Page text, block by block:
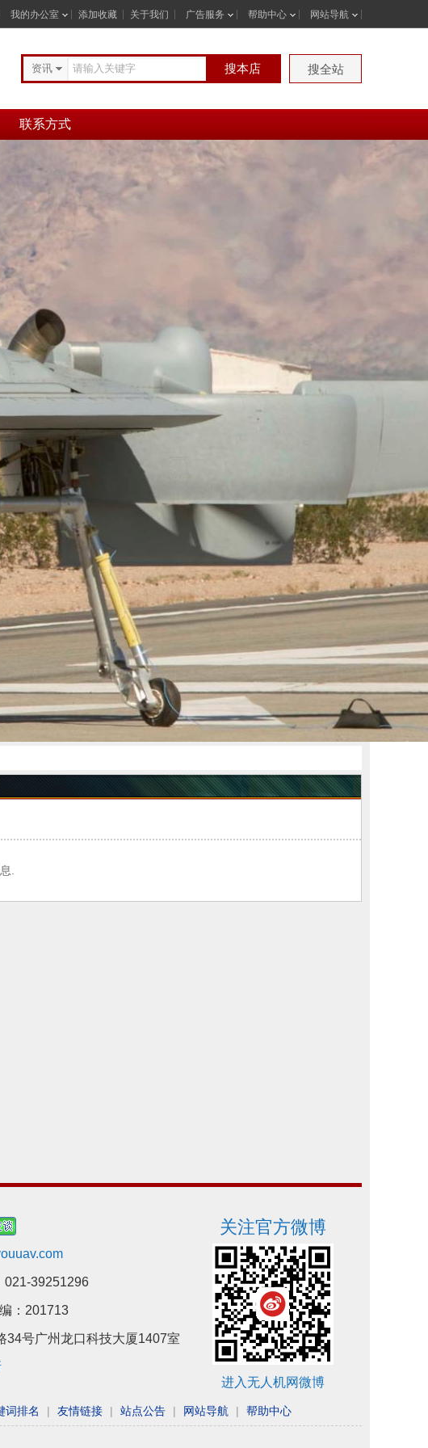
我的办公室 添加收藏 关于我们 广告服务 帮助中心 网站导航
资讯 搜本店 搜全站
联系方式
.
021-39251296
：201713
34号广州龙口科技大厦1407室
关注官方微博
进入无人机网微博
词排名 | 友情链接 | 站点公告 | 网站导航 | 帮助中心